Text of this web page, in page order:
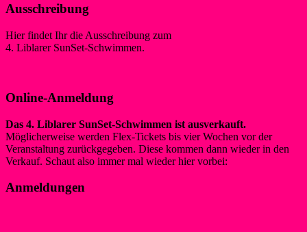
Ausschreibung
Hier findet Ihr die Ausschreibung zum
4. Liblarer SunSet-Schwimmen.
Online-Anmeldung
Das 4. Liblarer SunSet-Schwimmen ist ausverkauft.
Möglicherweise werden Flex-Tickets bis vier Wochen vor der
Veranstaltung zurückgegeben. Diese kommen dann wieder in den
Verkauf. Schaut also immer mal wieder hier vorbei:
Anmeldungen